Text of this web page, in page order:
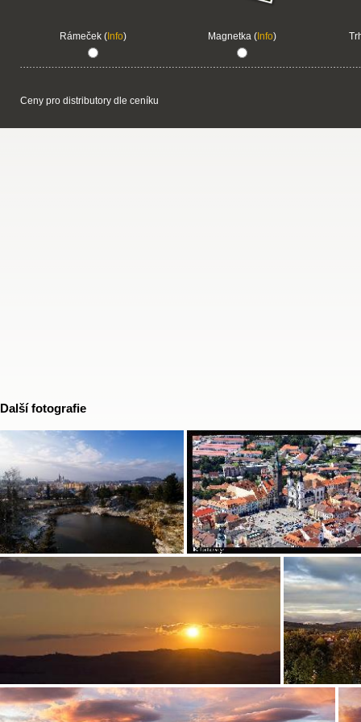
Rámeček (Info) Magnetka (Info)
Ceny pro distributory dle ceníku
Další fotografie